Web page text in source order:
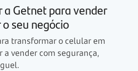
Getnet para vender
seu negócio
transformar o celular em
vender com segurança,